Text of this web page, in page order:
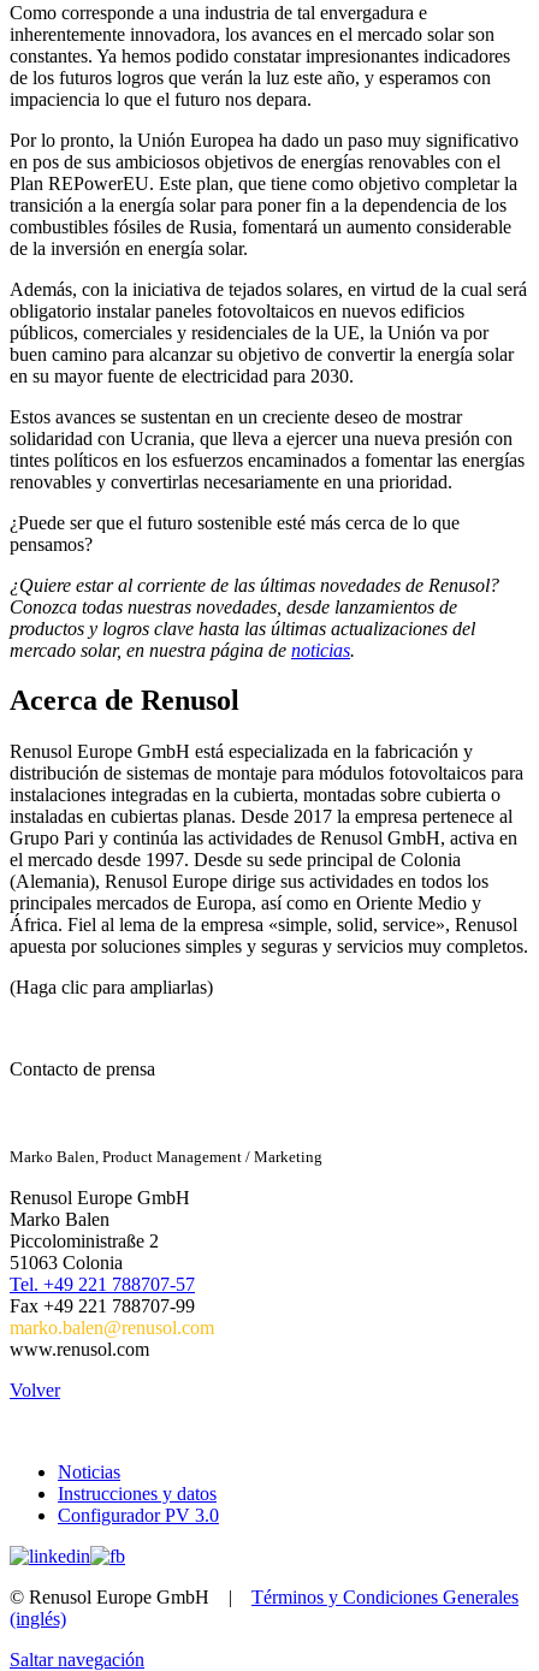
Como corresponde a una industria de tal envergadura e
inherentemente innovadora, los avances en el mercado solar son
constantes. Ya hemos podido constatar impresionantes indicadores
de los futuros logros que verán la luz este año, y esperamos con
impaciencia lo que el futuro nos depara.
Por lo pronto, la Unión Europea ha dado un paso muy significativo
en pos de sus ambiciosos objetivos de energías renovables con el
Plan REPowerEU. Este plan, que tiene como objetivo completar la
transición a la energía solar para poner fin a la dependencia de los
combustibles fósiles de Rusia, fomentará un aumento considerable
de la inversión en energía solar.
Además, con la iniciativa de tejados solares, en virtud de la cual será
obligatorio instalar paneles fotovoltaicos en nuevos edificios
públicos, comerciales y residenciales de la UE, la Unión va por
buen camino para alcanzar su objetivo de convertir la energía solar
en su mayor fuente de electricidad para 2030.
Estos avances se sustentan en un creciente deseo de mostrar
solidaridad con Ucrania, que lleva a ejercer una nueva presión con
tintes políticos en los esfuerzos encaminados a fomentar las energías
renovables y convertirlas necesariamente en una prioridad.
¿Puede ser que el futuro sostenible esté más cerca de lo que
pensamos?
¿Quiere estar al corriente de las últimas novedades de Renusol?
Conozca todas nuestras novedades, desde lanzamientos de
productos y logros clave hasta las últimas actualizaciones del
mercado solar, en nuestra página de noticias.
Acerca de Renusol
Renusol Europe GmbH está especializada en la fabricación y
distribución de sistemas de montaje para módulos fotovoltaicos para
instalaciones integradas en la cubierta, montadas sobre cubierta o
instaladas en cubiertas planas. Desde 2017 la empresa pertenece al
Grupo Pari y continúa las actividades de Renusol GmbH, activa en
el mercado desde 1997. Desde su sede principal de Colonia
(Alemania), Renusol Europe dirige sus actividades en todos los
principales mercados de Europa, así como en Oriente Medio y
África. Fiel al lema de la empresa «simple, solid, service», Renusol
apuesta por soluciones simples y seguras y servicios muy completos.
(Haga clic para ampliarlas)
Contacto de prensa
Marko Balen, Product Management / Marketing
Renusol Europe GmbH
Marko Balen
Piccoloministraße 2
51063 Colonia
Tel. +49 221 788707-57
Fax +49 221 788707-99
marko.balen@renusol.com
www.renusol.com
Volver
Noticias
Instrucciones y datos
Configurador PV 3.0
© Renusol Europe GmbH | Términos y Condiciones Generales
(inglés)
Saltar navegación